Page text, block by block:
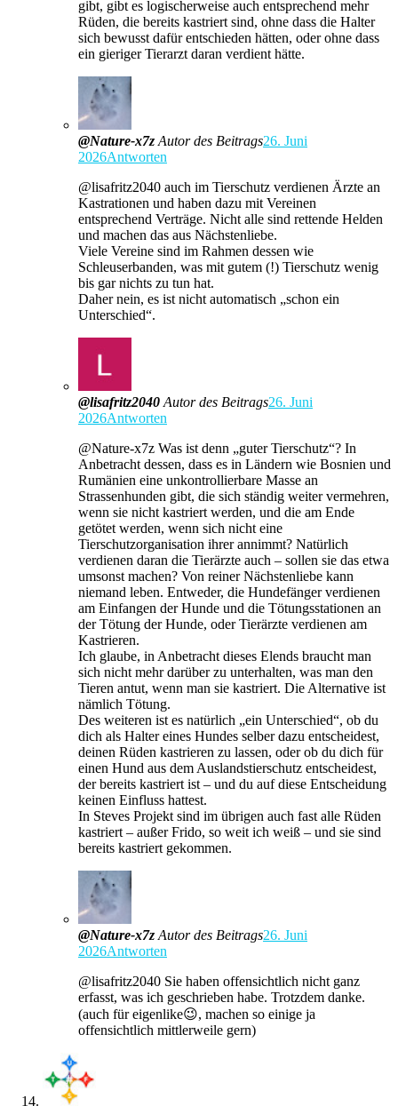
gibt, gibt es logischerweise auch entsprechend mehr
Rüden, die bereits kastriert sind, ohne dass die Halter
sich bewusst dafür entschieden hätten, oder ohne dass
ein gieriger Tierarzt daran verdient hätte.
@Nature-x7z Autor des Beitrags26. Juni
2026Antworten
​@lisafritz2040 auch im Tierschutz verdienen Ärzte an
Kastrationen und haben dazu mit Vereinen
entsprechend Verträge. Nicht alle sind rettende Helden
und machen das aus Nächstenliebe.
Viele Vereine sind im Rahmen dessen wie
Schleuserbanden, was mit gutem (!) Tierschutz wenig
bis gar nichts zu tun hat.
Daher nein, es ist nicht automatisch „schon ein
Unterschied“.
@lisafritz2040 Autor des Beitrags26. Juni
2026Antworten
@Nature-x7z Was ist denn „guter Tierschutz“? In
Anbetracht dessen, dass es in Ländern wie Bosnien und
Rumänien eine unkontrollierbare Masse an
Strassenhunden gibt, die sich ständig weiter vermehren,
wenn sie nicht kastriert werden, und die am Ende
getötet werden, wenn sich nicht eine
Tierschutzorganisation ihrer annimmt? Natürlich
verdienen daran die Tierärzte auch – sollen sie das etwa
umsonst machen? Von reiner Nächstenliebe kann
niemand leben. Entweder, die Hundefänger verdienen
am Einfangen der Hunde und die Tötungsstationen an
der Tötung der Hunde, oder Tierärzte verdienen am
Kastrieren.
Ich glaube, in Anbetracht dieses Elends braucht man
sich nicht mehr darüber zu unterhalten, was man den
Tieren antut, wenn man sie kastriert. Die Alternative ist
nämlich Tötung.
Des weiteren ist es natürlich „ein Unterschied“, ob du
dich als Halter eines Hundes selber dazu entscheidest,
deinen Rüden kastrieren zu lassen, oder ob du dich für
einen Hund aus dem Auslandstierschutz entscheidest,
der bereits kastriert ist – und du auf diese Entscheidung
keinen Einfluss hattest.
In Steves Projekt sind im übrigen auch fast alle Rüden
kastriert – außer Frido, so weit ich weiß – und sie sind
bereits kastriert gekommen.
@Nature-x7z Autor des Beitrags26. Juni
2026Antworten
​​@lisafritz2040 Sie haben offensichtlich nicht ganz
erfasst, was ich geschrieben habe. Trotzdem danke.
(auch für eigenlike😉, machen so einige ja
offensichtlich mittlerweile gern)